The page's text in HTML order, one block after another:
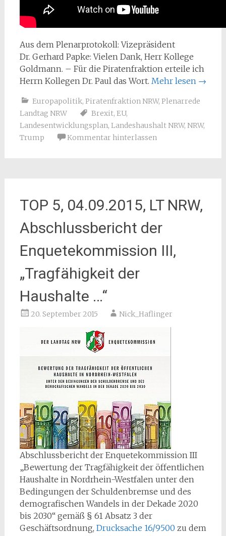
Aus dem Plenarprotokoll: Vizepräsident
Dr. Gerhard Papke: Vielen Dank, Herr Kollege
Goldmann. – Für die Piratenfraktion erteile ich
Herrn Kollegen Dr. Paul das Wort. Mehr lesen →
Europapolitik, Piratenfraktion NRW, Plenarrede
Landtag NRW
Brexit, EU,
Landesentwicklungsplan, Landeshaushalt NRW, NRW,
Trump
Kommentar hinterlassen
TOP 5, 04.09.2015, LT NRW,
Abschlussbericht der
Enquetekommission III,
„Tragfähigkeit der
Haushalte …“
20. September 2015 Nick_Haflinger
Abschlussbericht der Enquetekommission III
„Bewertung der Tragfähigkeit der öffentlichen
Haushalte in Nordrhein-Westfalen unter den
Bedingungen der Schuldenbremse und des
demografischen Wandels in der Dekade 2020
bis 2030“ gemäß § 61 Absatz 3 der
Geschäftsordnung, Drucksache 16/9500 zu dem